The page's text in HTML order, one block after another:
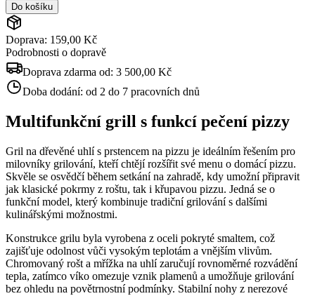
Do košíku
Doprava: 159,00 Kč
Podrobnosti o dopravě
Doprava zdarma od: 3 500,00 Kč
Doba dodání: od 2 do 7 pracovních dnů
Multifunkční grill s funkcí pečení pizzy
Gril na dřevěné uhlí s prstencem na pizzu je ideálním řešením pro
milovníky grilování, kteří chtějí rozšířit své menu o domácí pizzu.
Skvěle se osvědčí během setkání na zahradě, kdy umožní připravit
jak klasické pokrmy z roštu, tak i křupavou pizzu. Jedná se o
funkční model, který kombinuje tradiční grilování s dalšími
kulinářskými možnostmi.
Konstrukce grilu byla vyrobena z oceli pokryté smaltem, což
zajišťuje odolnost vůči vysokým teplotám a vnějším vlivům.
Chromovaný rošt a mřížka na uhlí zaručují rovnoměrné rozvádění
tepla, zatímco víko omezuje vznik plamenů a umožňuje grilování
bez ohledu na povětrnostní podmínky. Stabilní nohy z nerezové